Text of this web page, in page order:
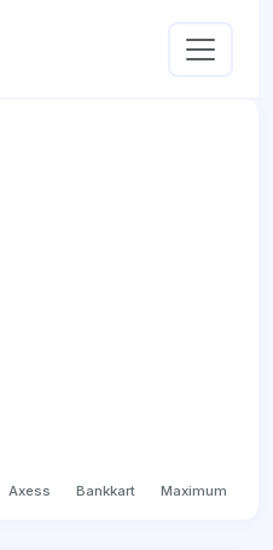
Axess Bankkart Maximum